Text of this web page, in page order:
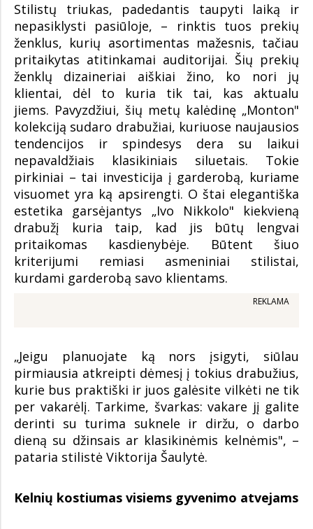
Stilistų triukas, padedantis taupyti laiką ir
nepasiklysti pasiūloje, – rinktis tuos prekių
ženklus, kurių asortimentas mažesnis, tačiau
pritaikytas atitinkamai auditorijai. Šių prekių
ženklų dizaineriai aiškiai žino, ko nori jų
klientai, dėl to kuria tik tai, kas aktualu
jiems. Pavyzdžiui, šių metų kalėdinę „Monton"
kolekciją sudaro drabužiai, kuriuose naujausios
tendencijos ir spindesys dera su laikui
nepavaldžiais klasikiniais siluetais. Tokie
pirkiniai – tai investicija į garderobą, kuriame
visuomet yra ką apsirengti. O štai elegantiška
estetika garsėjantys „Ivo Nikkolo" kiekvieną
drabužį kuria taip, kad jis būtų lengvai
pritaikomas kasdienybėje. Būtent šiuo
kriterijumi remiasi asmeniniai stilistai,
kurdami garderobą savo klientams.
REKLAMA
„Jeigu planuojate ką nors įsigyti, siūlau
pirmiausia atkreipti dėmesį į tokius drabužius,
kurie bus praktiški ir juos galėsite vilkėti ne tik
per vakarėlį. Tarkime, švarkas: vakare jį galite
derinti su turima suknele ir diržu, o darbo
dieną su džinsais ar klasikinėmis kelnėmis", –
pataria stilistė Viktorija Šaulytė.
Kelnių kostiumas visiems gyvenimo atvejams